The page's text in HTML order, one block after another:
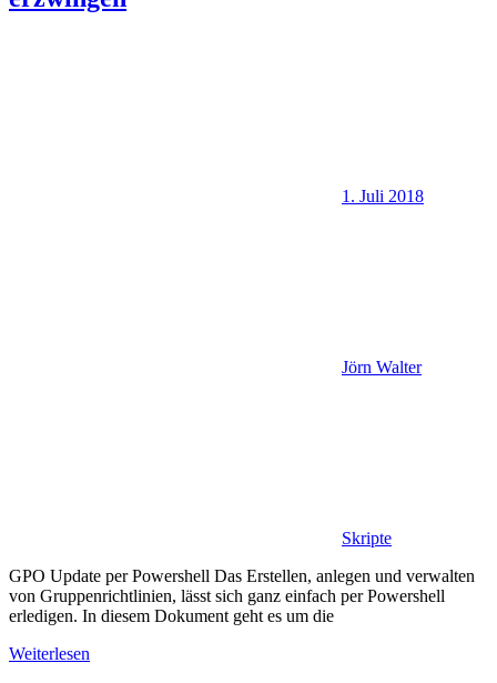
1. Juli 2018
Jörn Walter
Skripte
GPO Update per Powershell Das Erstellen, anlegen und verwalten
von Gruppenrichtlinien, lässt sich ganz einfach per Powershell
erledigen. In diesem Dokument geht es um die
Weiterlesen